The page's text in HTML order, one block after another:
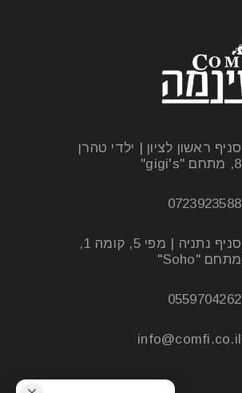
סניף ראשון לציון | ילדי טהרן
8, מתחם "gigi's"
0723923588
סניף נתניה | מפי 5, קומה 1,
מתחם "Soho"
0559704262
info@comfi.co.il